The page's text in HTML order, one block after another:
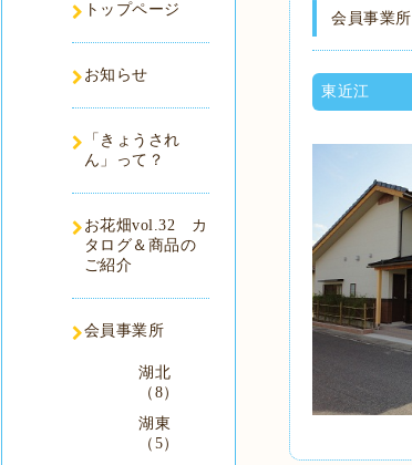
会員事業所
東近江
トップページ
お知らせ
「きょうされ
ん」って？
お花畑vol.32 カ
タログ＆商品の
ご紹介
会員事業所
湖北
（8）
湖東
（5）